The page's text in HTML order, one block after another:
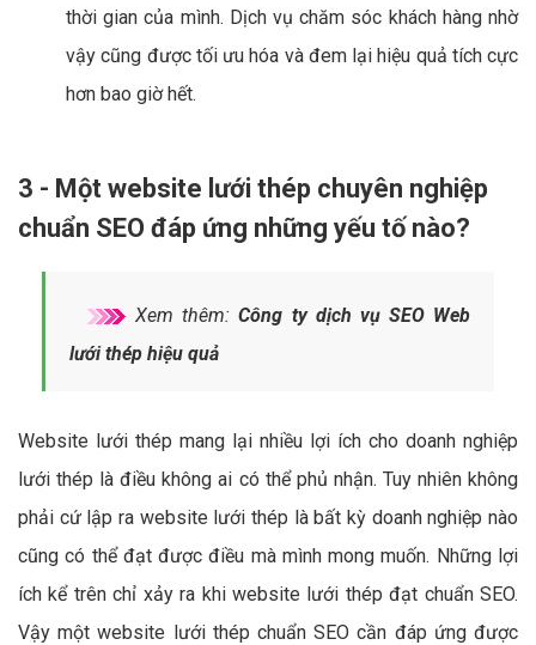
thời gian của mình. Dịch vụ chăm sóc khách hàng nhờ
vậy cũng được tối ưu hóa và đem lại hiệu quả tích cực
hơn bao giờ hết.
3 - Một website lưới thép chuyên nghiệp
chuẩn SEO đáp ứng những yếu tố nào?
Xem thêm:Công ty dịch vụ SEO Web
lưới thép hiệu quả
Website lưới thép mang lại nhiều lợi ích cho doanh nghiệp
lưới thép là điều không ai có thể phủ nhận. Tuy nhiên không
phải cứ lập ra website lưới thép là bất kỳ doanh nghiệp nào
cũng có thể đạt được điều mà mình mong muốn. Những lợi
ích kể trên chỉ xảy ra khi website lưới thép đạt chuẩn SEO.
Vậy một website lưới thép chuẩn SEO cần đáp ứng được